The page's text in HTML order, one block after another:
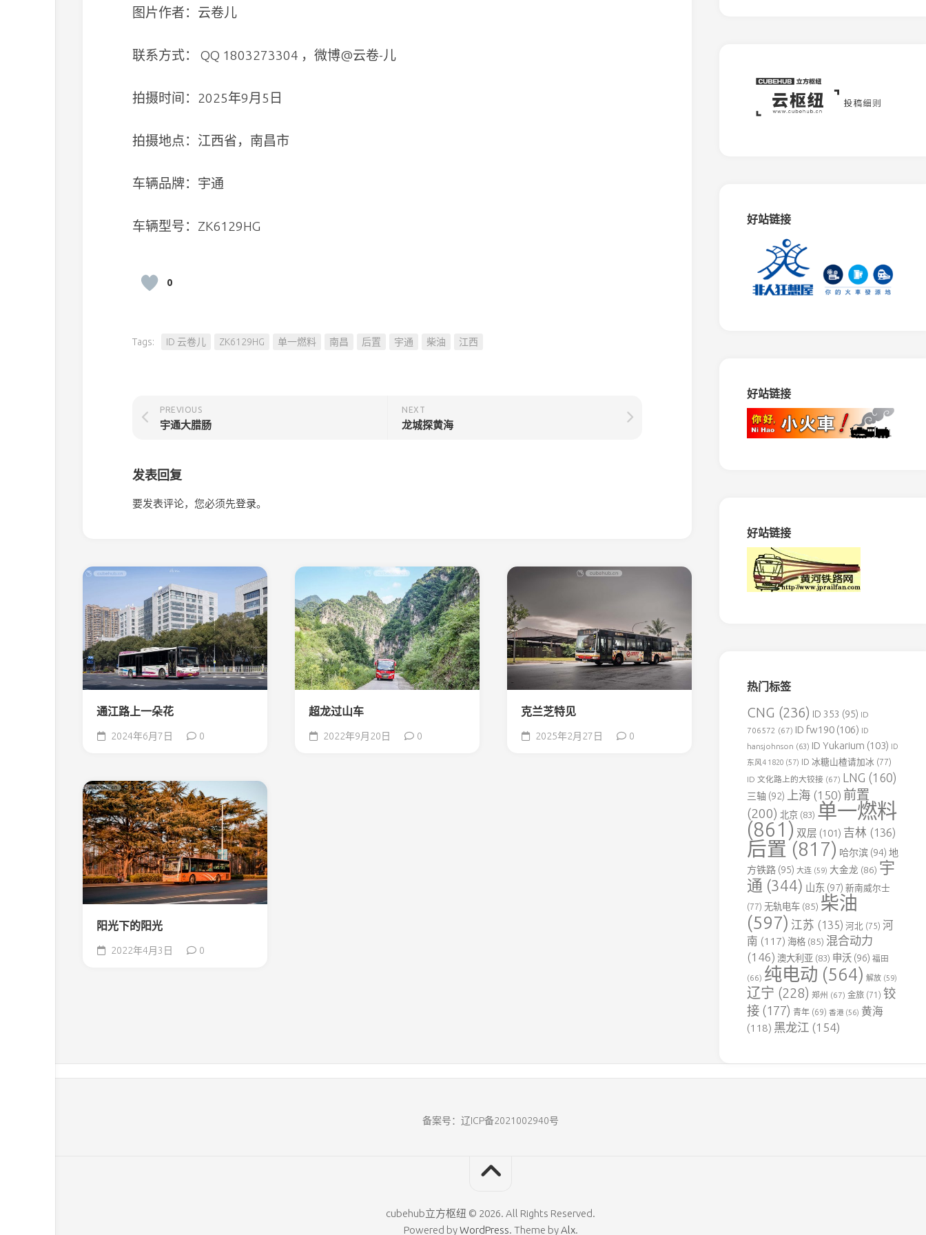
铁
路
蒙
观
光
铁
路
用
铁
路
水
泥
专
用
路
葛
坝
老
口
水
泥
专
用
铁
路
达
竹
煤
电
铁
路
图片作者：云卷儿
联系方式： QQ 1803273304 ，微博@云卷-儿
拍摄时间：2025年9月5日
拍摄地点：江西省，南昌市
车辆品牌：宇通
车辆型号：ZK6129HG
0
Tags: ID 云卷儿 ZK6129HG 单一燃料 南昌 后置 宇通 柴油 江西
NEXT
龙城探黄海
PREVIOUS
宇通大腊肠
发表回复
要发表评论，您必须先登录。
通江路上一朵花
2024年6月7日 0
超龙过山车
2022年9月20日 0
克兰芝特见
2025年2月27日 0
阳光下的阳光
2022年4月3日 0
好站链接
好站链接
好站链接
热门标签
CNG (236) ID 353 (95) ID
706572 (67) ID fw190 (106) ID
hansjohnson (63) ID Yukarium (103) ID
东风4 1820 (57) ID 冰糖山楂请加冰 (77)
ID 文化路上的大铰接 (67) LNG (160)
三轴 (92) 上海 (150) 前置
(200) 北京 (83) 单一燃料
(861) 双层 (101) 吉林 (136)
后置(817) 哈尔滨 (94) 地
方铁路 (95) 大连 (59) 大金龙 (86) 宇
通 (344) 山东 (97) 新南威尔士
(77) 无轨电车 (85) 柴油
(597) 江苏 (135) 河北 (75) 河
南 (117) 海格 (85) 混合动力
(146) 澳大利亚 (83) 申沃 (96) 福田
(66) 纯电动 (564) 解放 (59)
辽宁 (228) 郑州 (67) 金旅 (71) 铰
接 (177) 青年 (69) 香港 (56) 黄海
(118) 黑龙江 (154)
备案号：辽ICP备2021002940号
cubehub立方枢纽 © 2026. All Rights Reserved.
Powered byWordPress. Theme byAlx.